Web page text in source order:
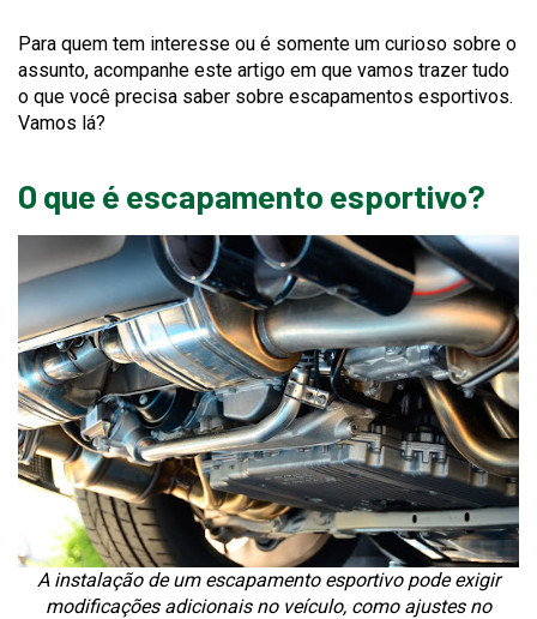
Para quem tem interesse ou é somente um curioso sobre o
assunto, acompanhe este artigo em que vamos trazer tudo
o que você precisa saber sobre escapamentos esportivos.
Vamos lá?
O que é escapamento esportivo?
A instalação de um escapamento esportivo pode exigir
modificações adicionais no veículo, como ajustes no